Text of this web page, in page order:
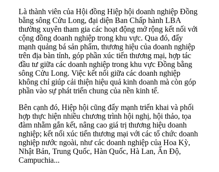
Là thành viên của Hội đồng Hiệp hội doanh nghiệp Đồng
bằng sông Cửu Long, đại diện Ban Chấp hành LBA
thường xuyên tham gia các hoạt động mở rộng kết nối với
cộng đồng doanh nghiệp trong khu vực. Qua đó, đẩy
mạnh quảng bá sản phẩm, thương hiệu của doanh nghiệp
trên địa bàn tỉnh, góp phần xúc tiến thương mại, hợp tác
đầu tư giữa các doanh nghiệp trong khu vực Đồng bằng
sông Cửu Long. Việc kết nối giữa các doanh nghiệp
không chỉ giúp cải thiện hiệu quả kinh doanh mà còn góp
phần vào sự phát triển chung của nền kinh tế.
Bên cạnh đó, Hiệp hội cũng đẩy mạnh triển khai và phối
hợp thực hiện nhiều chương trình hội nghị, hội thảo, tọa
đàm nhằm gắn kết, nâng cao giá trị thương hiệu doanh
nghiệp; kết nối xúc tiến thương mại với các tổ chức doanh
nghiệp nước ngoài, như các doanh nghiệp của Hoa Kỳ,
Nhật Bản, Trung Quốc, Hàn Quốc, Hà Lan, Ấn Độ,
Campuchia...